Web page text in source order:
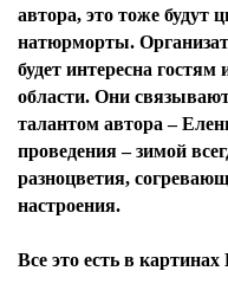
автора, это тоже будут
натюрморты.
будет интересна
области. Они
талантом автора –
проведения – зимой
разноцветия,
настроения.
Все это есть в